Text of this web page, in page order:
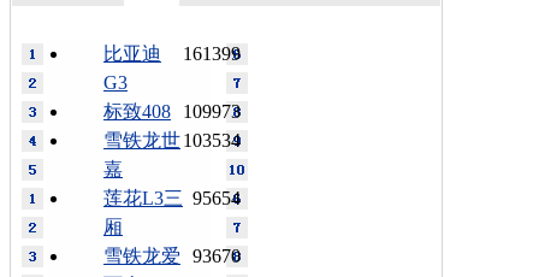
161399
比亚迪
G3
109973
标致408
103534
雪铁龙世
嘉
95654
莲花L3三
厢
93670
雪铁龙爱